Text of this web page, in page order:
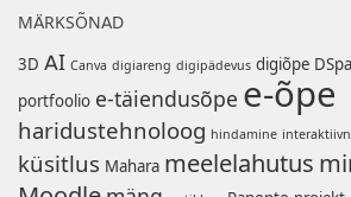
MÄRKSÕNAD
3D AI Canva digiareng digipädevus digiõpe
portfoolio e-täiendusõpe e-õpe
haridustehnoloog hindamine
küsitlus Mahara meelelahutus